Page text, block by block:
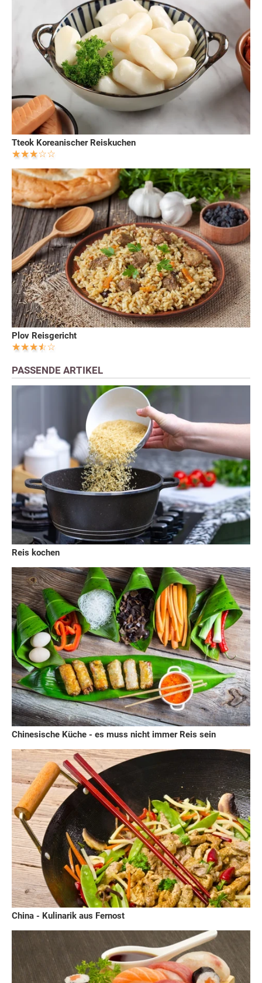
Tteok Koreanischer Reiskuchen
Plov Reisgericht
PASSENDE ARTIKEL
Reis kochen
Chinesische Küche - es muss nicht immer Reis sein
China - Kulinarik aus Fernost